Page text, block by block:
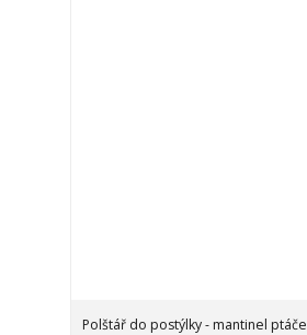
Polštář do postýlky - mantinel ptáče